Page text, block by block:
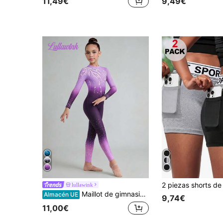
lullawink
Almacén UE Maillot de gimnasia para niñas preadolescentes, maillot de gimnasia rítmica, maillot con alta elasticidad, estampado de teñido anudado con strass, espalda descubierta y calado, adecuado para entrenamiento de gimnasia, uso diario y estacional, de moda para niñas
11,00€
9,74€